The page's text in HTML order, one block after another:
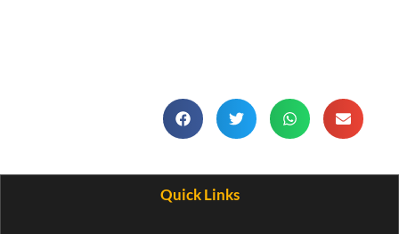
Quick Links